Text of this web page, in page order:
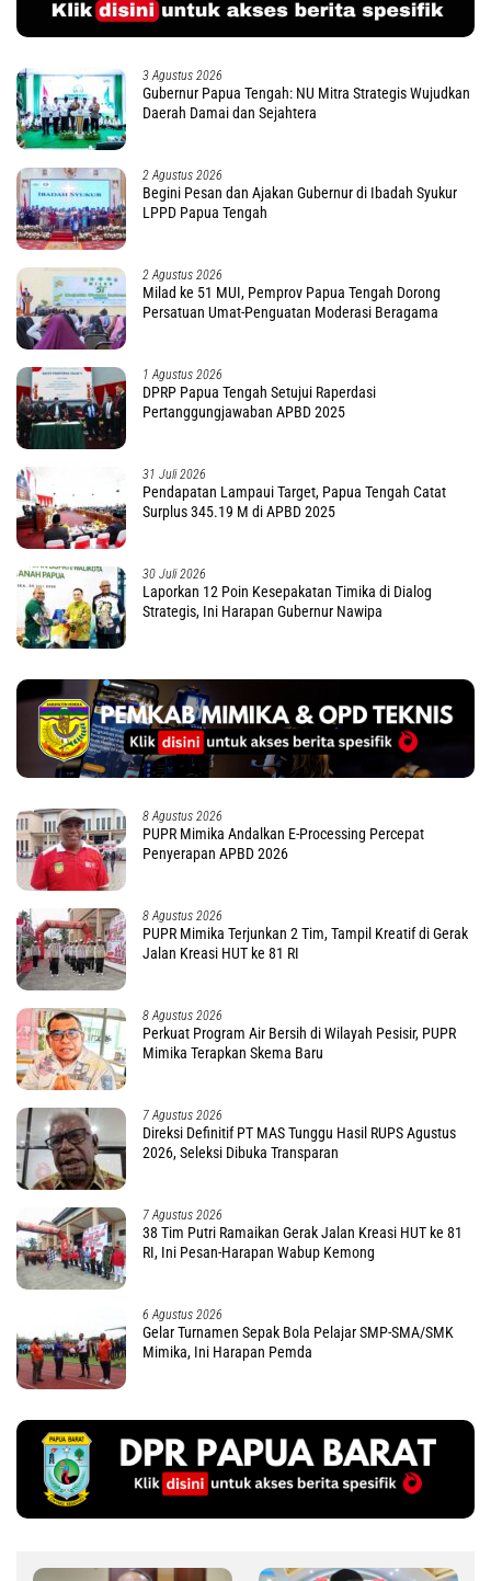
3 Agustus 2026
Gubernur Papua Tengah: NU Mitra Strategis Wujudkan
Daerah Damai dan Sejahtera
2 Agustus 2026
Begini Pesan dan Ajakan Gubernur di Ibadah Syukur
LPPD Papua Tengah
2 Agustus 2026
Milad ke 51 MUI, Pemprov Papua Tengah Dorong
Persatuan Umat-Penguatan Moderasi Beragama
1 Agustus 2026
DPRP Papua Tengah Setujui Raperdasi
Pertanggungjawaban APBD 2025
31 Juli 2026
Pendapatan Lampaui Target, Papua Tengah Catat
Surplus 345.19 M di APBD 2025
30 Juli 2026
Laporkan 12 Poin Kesepakatan Timika di Dialog
Strategis, Ini Harapan Gubernur Nawipa
8 Agustus 2026
PUPR Mimika Andalkan E-Processing Percepat
Penyerapan APBD 2026
8 Agustus 2026
PUPR Mimika Terjunkan 2 Tim, Tampil Kreatif di Gerak
Jalan Kreasi HUT ke 81 RI
8 Agustus 2026
Perkuat Program Air Bersih di Wilayah Pesisir, PUPR
Mimika Terapkan Skema Baru
7 Agustus 2026
Direksi Definitif PT MAS Tunggu Hasil RUPS Agustus
2026, Seleksi Dibuka Transparan
7 Agustus 2026
38 Tim Putri Ramaikan Gerak Jalan Kreasi HUT ke 81
RI, Ini Pesan-Harapan Wabup Kemong
6 Agustus 2026
Gelar Turnamen Sepak Bola Pelajar SMP-SMA/SMK
Mimika, Ini Harapan Pemda